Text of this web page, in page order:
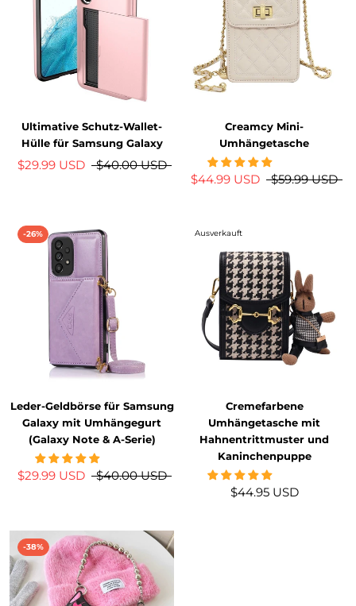
Ultimative Schutz-Wallet-
Hülle für Samsung Galaxy
$29.99 USD $40.00 USD
Creamcy Mini-
Umhängetasche
$44.99 USD $59.99 USD
-26%
Leder-Geldbörse für Samsung
Galaxy mit Umhängegurt
(Galaxy Note & A-Serie)
$29.99 USD $40.00 USD
Ausverkauft
Cremefarbene
Umhängetasche mit
Hahnentrittmuster und
Kaninchenpuppe
$44.95 USD
-38%